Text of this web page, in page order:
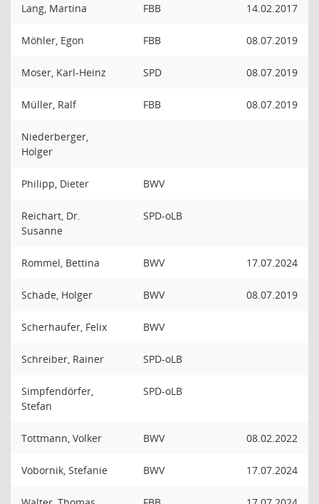
Lang, Martina FBB 14.02.2017
Möhler, Egon FBB 08.07.2019
Moser, Karl-Heinz SPD 08.07.2019
Müller, Ralf FBB 08.07.2019
Niederberger,
Holger
Philipp, Dieter BWV
Reichart, Dr.
Susanne
SPD-oLB
Rommel, Bettina BWV 17.07.2024
Schade, Holger BWV 08.07.2019
Scherhaufer, Felix BWV
Schreiber, Rainer SPD-oLB
Simpfendörfer,
Stefan
SPD-oLB
Tottmann, Volker BWV 08.02.2022
Vobornik, Stefanie BWV 17.07.2024